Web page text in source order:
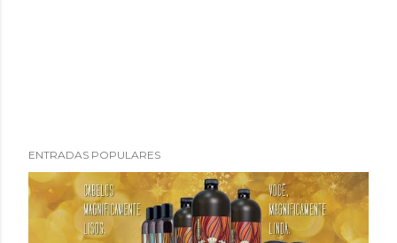
u
b
ENTRADAS POPULARES